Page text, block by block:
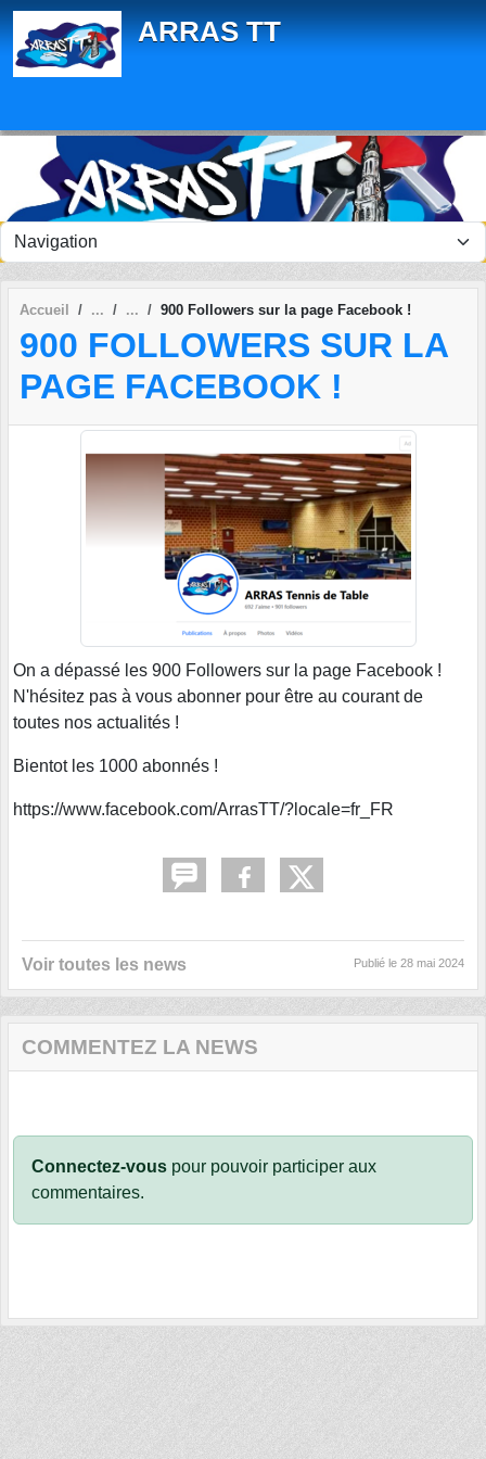
ARRAS TT
Accueil 900 Followers sur la page Facebook !
900 FOLLOWERS SUR LA
PAGE FACEBOOK !
On a dépassé les 900 Followers sur la page Facebook !
N'hésitez pas à vous abonner pour être au courant de
toutes nos actualités !
Bientot les 1000 abonnés !
https://www.facebook.com/ArrasTT/?locale=fr_FR
Voir toutes les news Publié le 28 mai 2024
COMMENTEZ LA NEWS
Connectez-vous pour pouvoir participer aux
commentaires.
Panneau de gestion des cookies